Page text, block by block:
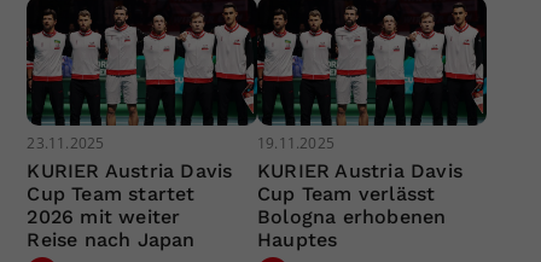
23.11.2025
KURIER Austria Davis
Cup Team startet
2026 mit weiter
Reise nach Japan
19.11.2025
KURIER Austria Davis
Cup Team verlässt
Bologna erhobenen
Hauptes